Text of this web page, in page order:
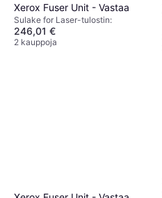
Xerox Fuser Unit - Vastaa
Sulake for Laser-tulostin:
246,01 €
2 kauppoja